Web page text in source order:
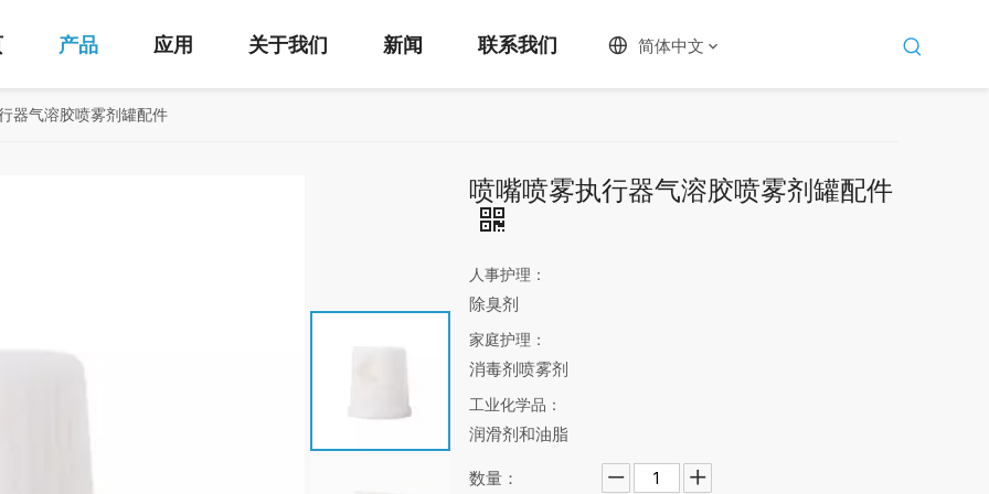
产品 应用 关于我们 新闻 联系我们 简体中文
器气溶胶喷雾剂罐配件
喷嘴喷雾执行器气溶胶喷雾剂罐配件
人事护理：
除臭剂
家庭护理：
消毒剂喷雾剂
工业化学品：
润滑剂和油脂
数量：